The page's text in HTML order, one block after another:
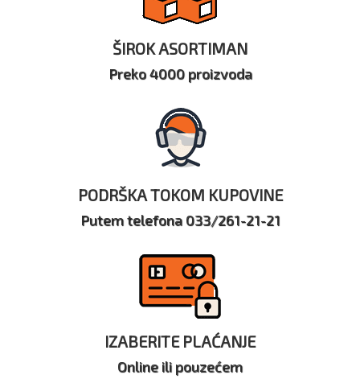
ŠIROK ASORTIMAN
Preko 4000 proizvoda
PODRŠKA TOKOM KUPOVINE
Putem telefona 033/261-21-21
IZABERITE PLAĆANJE
Online ili pouzećem